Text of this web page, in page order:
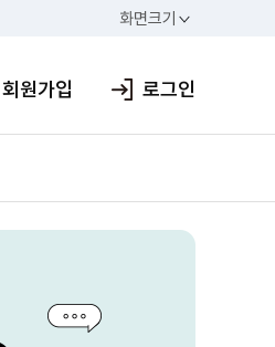
화면크기
회원가입 로그인